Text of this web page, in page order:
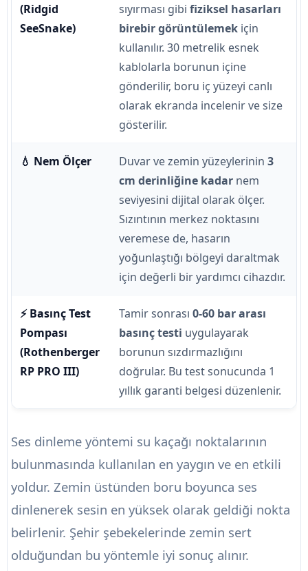
(Ridgid
SeeSnake)
sıyırması gibi fiziksel hasarları
birebir görüntülemek için
kullanılır. 30 metrelik esnek
kablolarla borunun içine
gönderilir, boru iç yüzeyi canlı
olarak ekranda incelenir ve size
gösterilir.
💧 Nem Ölçer Duvar ve zemin yüzeylerinin 3
cm derinliğine kadar nem
seviyesini dijital olarak ölçer.
Sızıntının merkez noktasını
veremese de, hasarın
yoğunlaştığı bölgeyi daraltmak
için değerli bir yardımcı cihazdır.
⚡ Basınç Test
Pompası
(Rothenberger
RP PRO III)
Tamir sonrası 0-60 bar arası
basınç testi uygulayarak
borunun sızdırmazlığını
doğrular. Bu test sonucunda 1
yıllık garanti belgesi düzenlenir.
Ses dinleme yöntemi su kaçağı noktalarının
bulunmasında kullanılan en yaygın ve en etkili
yoldur. Zemin üstünden boru boyunca ses
dinlenerek sesin en yüksek olarak geldiği nokta
belirlenir. Şehir şebekelerinde zemin sert
olduğundan bu yöntemle iyi sonuç alınır.